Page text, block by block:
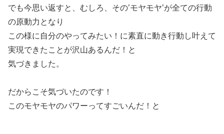
でも今思い返すと、むしろ、その’モヤモヤ’が全ての行動
の原動力となり
この様に自分のやってみたい！に素直に動き行動し叶えて
実現できたことが沢山あるんだ！と
気づきました。
だからこそ気づいたのです！
このモヤモヤのパワーってすごいんだ！と